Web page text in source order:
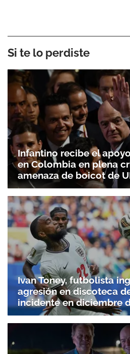
Si te lo perdiste
Infantino recibe el
en Colombia en plena
amenaza de boicot de
Ivan Toney, futbolista
agresión en discoteca
incidente en diciembre